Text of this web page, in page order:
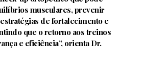
musculares, prevenir
de fortalecimento e
que o retorno aos treinos
e eficiência”, orienta Dr.